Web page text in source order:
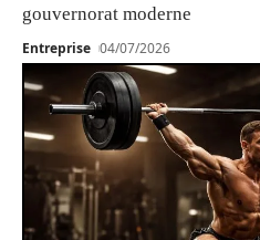
gouvernorat moderne
Entreprise 04/07/2026